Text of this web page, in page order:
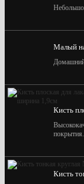
Малый
Домашний
Кисть
Кисть